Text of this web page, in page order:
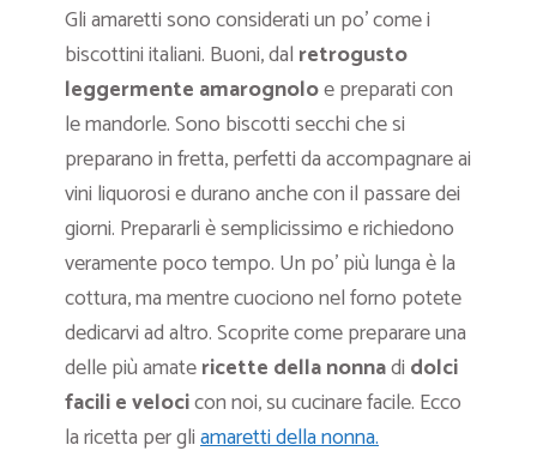
Gli amaretti sono considerati un po’ come i
biscottini italiani. Buoni, dal retrogusto
leggermente amarognoloe preparati con
le mandorle. Sono biscotti secchi che si
preparano in fretta, perfetti da accompagnare ai
vini liquorosi e durano anche con il passare dei
giorni. Prepararli è semplicissimo e richiedono
veramente poco tempo. Un po’ più lunga è la
cottura, ma mentre cuociono nel forno potete
dedicarvi ad altro. Scoprite come preparare una
delle più amatericette della nonnadi dolci
facili e velocicon noi, su cucinare facile. Ecco
la ricetta per gliamaretti della nonna.